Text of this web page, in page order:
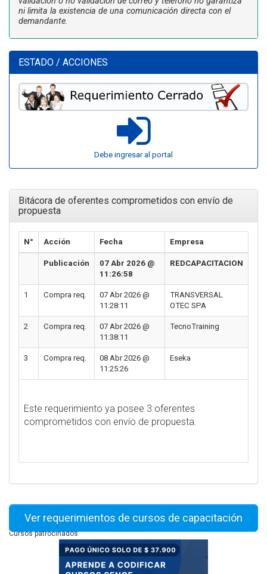
ni limita la existencia de una comunicación directa con el
demandante.
ESTADO / ACCIONES
Debe ingresar al portal
Bitácora de oferentes comprometidos con envío de
propuesta
N° Acción Fecha Empresa
Publicación
07 Abr 2026 @
11:26:58
REDCAPACITACION
1 Compra req.
07 Abr 2026 @
11:28:11
TRANSVERSAL
OTEC SPA
2 Compra req.
07 Abr 2026 @
11:38:11
TecnoTraining
3 Compra req.
08 Abr 2026 @
11:25:26
Eseka
Este requerimiento ya posee 3 oferentes
comprometidos con envío de propuesta.
Ver requerimientos de cursos de capacitación
Cursos patrocinados